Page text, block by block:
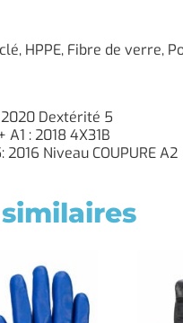
HPPE, Fibre de verre,
2020 Dextérité 5
A1 : 2018 4X31B
2016 Niveau COUPURE A2